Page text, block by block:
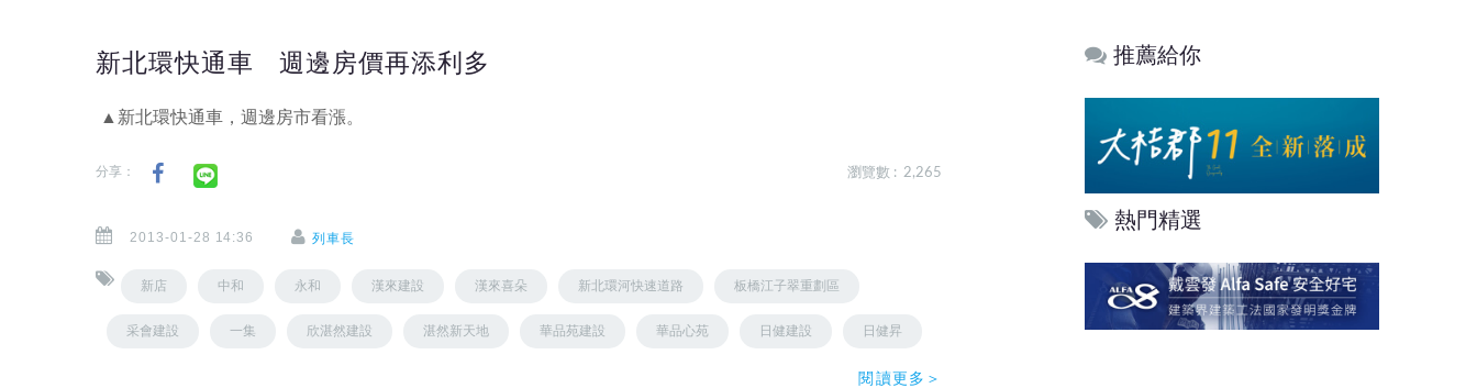
新北環快通車 週邊房價再添利多
▲新北環快通車，週邊房市看漲。
分享： 瀏覽數 : 2,265
2013-01-28 14:36 列車長
新店 中和 永和 漢來建設 漢來喜朵 新北環河快速道路 板橋江子翠重劃區
采會建設 一集 欣湛然建設 湛然新天地 華品苑建設 華品心苑 日健建設 日健昇
閱讀更多＞
推薦給你
熱門精選